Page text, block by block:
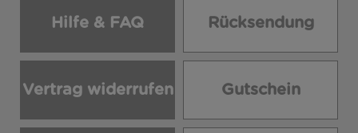
Hilfe & FAQ Rücksendung
Vertrag widerrufen Gutschein